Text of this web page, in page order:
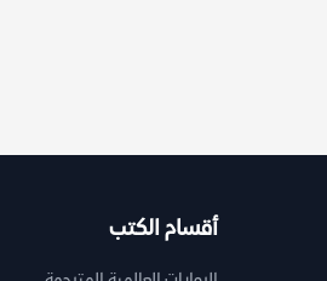
أقسام الكتب